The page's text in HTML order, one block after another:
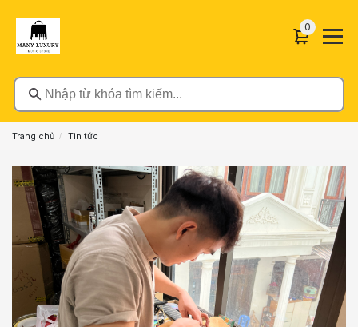
Nhập từ khóa tìm kiếm...
00 sản
Trang chủ Tin tức